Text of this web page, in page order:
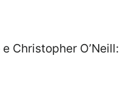
e Christopher O’Neill: